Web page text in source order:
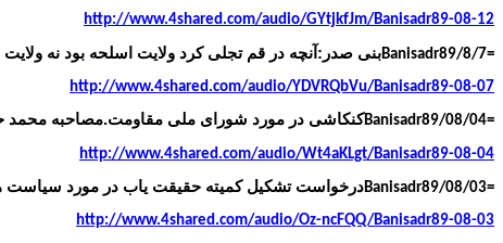
http://www.4shared.com/audio/GYtjkfJm/Banisadr89-08-12
Banisadr89/8/7=بنی صدر:آنچه در قم تجلی کرد ولایت اسلحه بود نه
http://www.4shared.com/audio/YDVRQbVu/Banisadr89-08-07
Banisadr89/08/04=کنکاشی در مورد شورای ملی مقاومت.مصاحبه محمد
http://www.4shared.com/audio/Wt4aKLgt/Banisadr89-08-04
Banisadr89/08/03=درخواست تشکیل کمیته حقیقت یاب در مورد سیاست
http://www.4shared.com/audio/Oz-ncFQQ/Banisadr89-08-03